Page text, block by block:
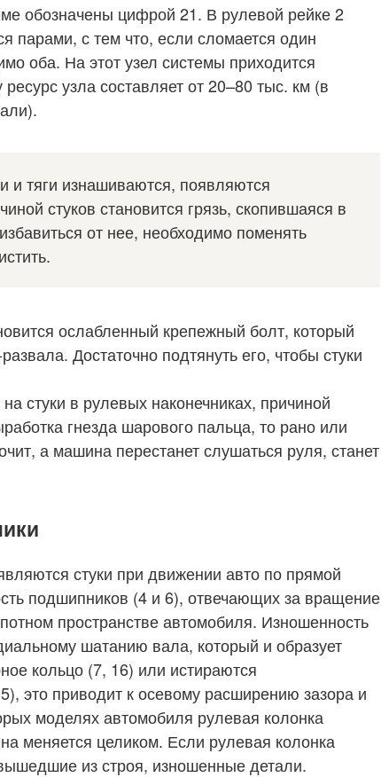
обозначены цифрой 21. В рулевой рейке 2
парами, с тем что, если сломается один
оба. На этот узел системы приходится
узла составляет от 20–80 тыс. км (в
и тяги изнашиваются, появляются
стуков становится грязь, скопившаяся в
от нее, необходимо поменять
ослабленный крепежный болт, который
Достаточно подтянуть его, чтобы стуки
стуки в рулевых наконечниках, причиной
гнезда шарового пальца, то рано или
а машина перестанет слушаться руля, станет
стуки при движении авто по прямой
подшипников (4 и 6), отвечающих за вращение
пространстве автомобиля. Изношенность
шатанию вала, который и образует
кольцо (7, 16) или истираются
это приводит к осевому расширению зазора и
моделях автомобиля рулевая колонка
меняется целиком. Если рулевая колонка
из строя, изношенные детали.